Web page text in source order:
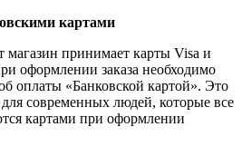
картами
магазин принимает карты Visa и
оформлении заказа необходимо
оплаты «Банковской картой». Это
современных людей, которые все
картами при оформлении